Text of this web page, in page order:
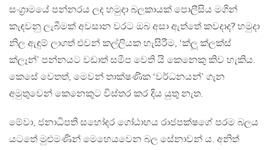
සංග‍්‍රාමයේ පන්නරය ලද හමුදා බලකායක් පොලීසිය මගින්
කැඳවනු ලැබීමක් අවසාන වරට ඔබ අසා ඇත්තේ කවදාද? හමුදා
නිල ඇඳුම් ලාගත් එවන් කල්ලියක හැසිරීම, ‘ක්ලූ ක්ලක්ස්
ක්ලෑන්’ පන්නයට වඩාත් සමීප වෙති යි කෙනෙකු කිව හැකිය.
කෙසේ වෙතත්, මෙවන් තාක්ෂණික ‘වර්ධනයන්’ ගැන
අමුතුවෙන් කෙනෙකුට විස්තර කර දිය යුතු නැත.
මේවා, ජනාධිපති සහෝදර ගෝඨාභය රාජපක්ෂගේ පරම බලය
යටතේ මුළුමණින් මෙහෙයවෙන බල සේනාවන් ය. අනිත්